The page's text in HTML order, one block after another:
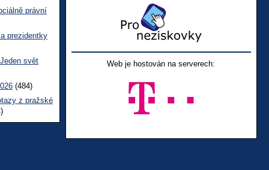
právní
prezidentky
svět
(484)
z pražské
Web je hostován na serverech: